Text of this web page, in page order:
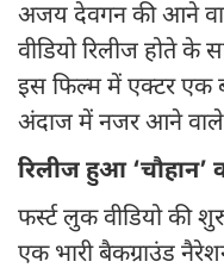
अजय देवगन की आने
वीडियो रिलीज होते के
इस फिल्म में एक्टर एक
अंदाज में नजर आने
रिलीज हुआ ‘चौहान’
फर्स्ट लुक वीडियो
एक भारी बैकग्राउंड